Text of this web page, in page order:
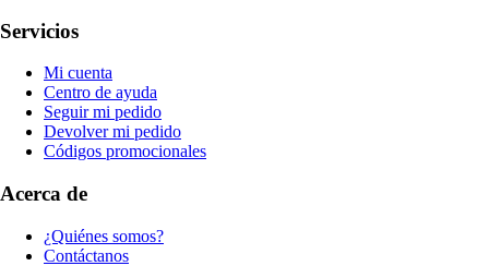
Servicios
Mi cuenta
Centro de ayuda
Seguir mi pedido
Devolver mi pedido
Códigos promocionales
Acerca de
¿Quiénes somos?
Contáctanos